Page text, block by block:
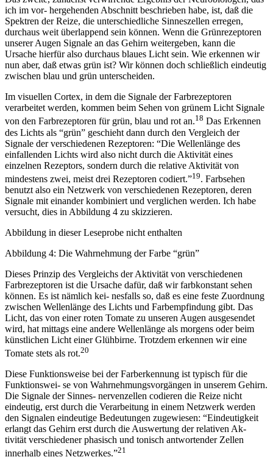
ich im vor- hergehenden Abschnitt beschrieben habe, ist, daß die
Spektren der Reize, die unterschiedliche Sinneszellen erregen,
durchaus weit überlappend sein können. Wenn die Grünrezeptoren
unserer Augen Signale an das Gehirn weitergeben, kann die
Ursache hierfür also durchaus blaues Licht sein. Wie erkennen wir
nun aber, daß etwas grün ist? Wir können doch schließlich eindeutig
zwischen blau und grün unterscheiden.
Im visuellen Cortex, in dem die Signale der Farbrezeptoren
verarbeitet werden, kommen beim Sehen von grünem Licht Signale
von den Farbrezeptoren für grün, blau und rot an.18 Das Erkennen
des Lichts als “grün” geschieht dann durch den Vergleich der
Signale der verschiedenen Rezeptoren: “Die Wellenlänge des
einfallenden Lichts wird also nicht durch die Aktivität eines
einzelnen Rezeptors, sondern durch die relative Aktivität von
mindestens zwei, meist drei Rezeptoren codiert.”19. Farbsehen
benutzt also ein Netzwerk von verschiedenen Rezeptoren, deren
Signale mit einander kombiniert und verglichen werden. Ich habe
versucht, dies in Abbildung 4 zu skizzieren.
Abbildung in dieser Leseprobe nicht enthalten
Abbildung 4: Die Wahrnehmung der Farbe “grün”
Dieses Prinzip des Vergleichs der Aktivität von verschiedenen
Farbrezeptoren ist die Ursache dafür, daß wir farbkonstant sehen
können. Es ist nämlich kei- nesfalls so, daß es eine feste Zuordnung
zwischen Wellenlänge des Lichts und Farbempfindung gibt. Das
Licht, das von einer roten Tomate zu unseren Augen ausgesendet
wird, hat mittags eine andere Wellenlänge als morgens oder beim
künstlichen Licht einer Glühbirne. Trotzdem erkennen wir eine
Tomate stets als rot.20
Diese Funktionsweise bei der Farberkennung ist typisch für die
Funktionswei- se von Wahrnehmungsvorgängen in unserem Gehirn.
Die Signale der Sinnes- nervenzellen codieren die Reize nicht
eindeutig, erst durch die Verarbeitung in einem Netzwerk werden
den Signalen eindeutige Bedeutungen zugewiesen: “Eindeutigkeit
erlangt das Gehirn erst durch die Auswertung der relativen Ak-
tivität verschiedener phasisch und tonisch antwortender Zellen
innerhalb eines Netzwerkes.”21